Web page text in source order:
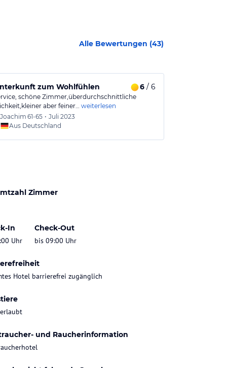
Alle Bewertungen (43)
zum Wohlfühlen 6/ 6
schöne Zimmer,überdurchschnittliche
aber feiner… weiterlesen
Joachim 61-65 • Juli 2023
Aus Deutschland
Zimmer
In
Uhr
Check-Out
bis 09:00 Uhr
Hotel barrierefrei zugänglich
und Raucherinformation